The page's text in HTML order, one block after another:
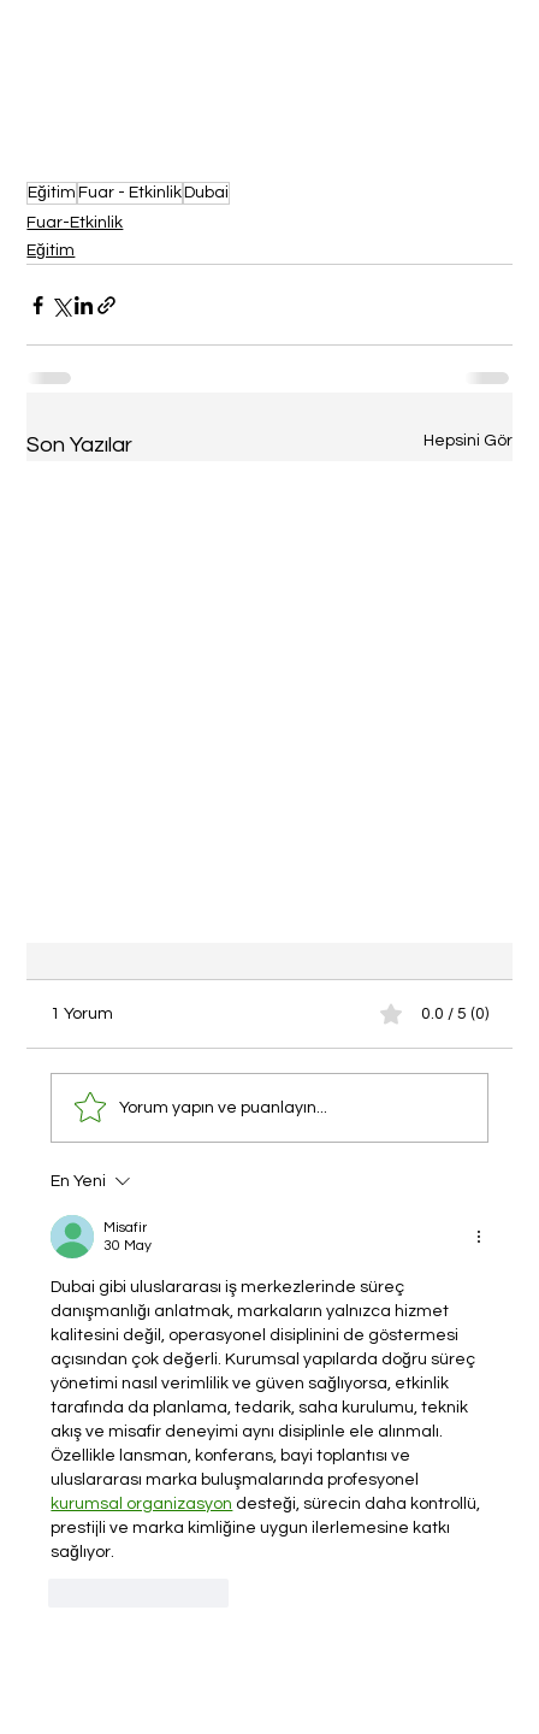
Eğitim Fuar - Etkinlik Dubai
Fuar-Etkinlik
Eğitim
Son Yazılar Hepsini Gör
11 Nisan'da Dubai'deyiz.
1 Yorum 0.0 / 5 (0)
Yorum yapın ve puanlayın...
En Yeni
Misafir
30 May
Dubai gibi uluslararası iş merkezlerinde süreç
danışmanlığı anlatmak, markaların yalnızca hizmet
kalitesini değil, operasyonel disiplinini de göstermesi
açısından çok değerli. Kurumsal yapılarda doğru süreç
yönetimi nasıl verimlilik ve güven sağlıyorsa, etkinlik
tarafında da planlama, tedarik, saha kurulumu, teknik
akış ve misafir deneyimi aynı disiplinle ele alınmalı.
Özellikle lansman, konferans, bayi toplantısı ve
uluslararası marka buluşmalarında profesyonel
kurumsal organizasyon desteği, sürecin daha kontrollü,
prestijli ve marka kimliğine uygun ilerlemesine katkı
sağlıyor.